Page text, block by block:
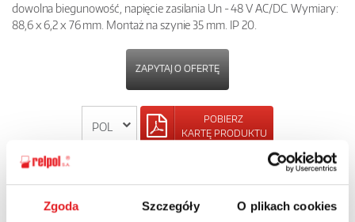
Zgoda Szczegóły O plikach cookies
dowolna biegunowość, napięcie zasilania Un - 48 V AC/DC. Wymiary:
88,6 x 6,2 x 76 mm. Montaż na szynie 35 mm. IP 20.
ZAPYTAJ O OFERTĘ
POBIERZ
KARTĘ PRODUKTU
POWRÓT